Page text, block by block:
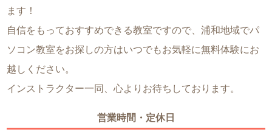
ます！
自信をもっておすすめできる教室ですので、浦和地域でパ
ソコン教室をお探しの方はいつでもお気軽に無料体験にお
越しください。
インストラクター一同、心よりお待ちしております。
営業時間・定休日